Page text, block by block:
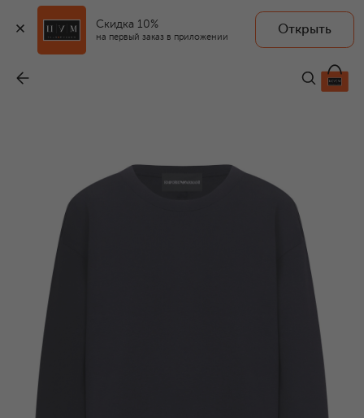
Скидка 10%
на первый заказ в приложении
Открыть
22 100 ₽